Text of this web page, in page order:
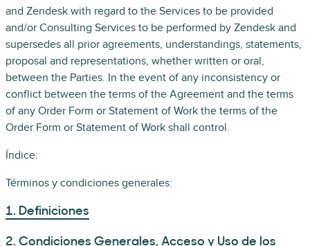
and Zendesk with regard to the Services to be provided
and/or Consulting Services to be performed by Zendesk and
supersedes all prior agreements, understandings, statements,
proposal and representations, whether written or oral,
between the Parties. In the event of any inconsistency or
conflict between the terms of the Agreement and the terms
of any Order Form or Statement of Work the terms of the
Order Form or Statement of Work shall control.
Índice:
Términos y condiciones generales:
1. Definiciones
2. Condiciones Generales, Acceso y Uso de los